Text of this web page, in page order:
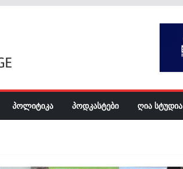
ᲞᲝᲚᲘᲢᲘᲙᲐ ᲞᲝᲓᲙᲐᲡᲢᲔᲑᲘ ᲦᲘᲐ ᲡᲢᲣᲓᲘᲐ